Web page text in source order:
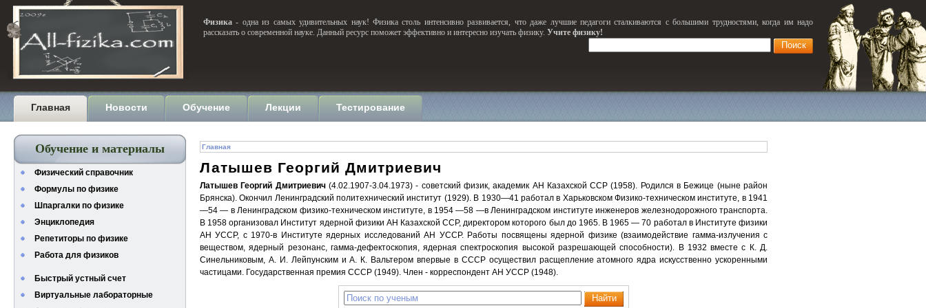
Физика - одна из самых удивительных наук! Физика столь интенсивно развивается, что даже лучшие педагоги сталкиваются с большими трудностями, когда им надо
рассказать о современной науке. Данный ресурс поможет эффективно и интересно изучать физику. Учите физику!
Главная Новости Обучение Лекции Тестирование
Обучение и материалы
Физический справочник
Формулы по физике
Шпаргалки по физике
Энциклопедия
Репетиторы по физике
Работа для физиков
Быстрый устный счет
Виртуальные лабораторные
Главная
Латышев Георгий Дмитриевич
Латышев Георгий Дмитриевич(4.02.1907-3.04.1973) - советский физик, академик АН Казахской ССР (1958). Родился в Бежице (ныне район
Брянска). Окончил Ленинградский политехнический институт (1929). В 1930—41 работал в Харьковском Физико-техническом институте, в 1941
—54 — в Ленинградском физико-техническом институте, в 1954 —58 —в Ленинградском институте инженеров железнодорожного транспорта.
В 1958 организовал Институт ядерной физики АН Казахской ССР, директором которого был до 1965. В 1965 — 70 работал в Институте физики
АН УССР, с 1970-в Институте ядерных исследований АН УССР. Работы посвящены ядерной физике (взаимодействие гамма-излучения с
веществом, ядерный резонанс, гамма-дефектоскопия, ядерная спектроскопия высокой разрешающей способности). В 1932 вместе с К. Д.
Синельниковым, А. И. Лейпунским и А. К. Вальтером впервые в СССР осуществил расщепление атомного ядра искусственно ускоренными
частицами. Государственная премия СССР (1949). Член - корреспондент АН УССР (1948).